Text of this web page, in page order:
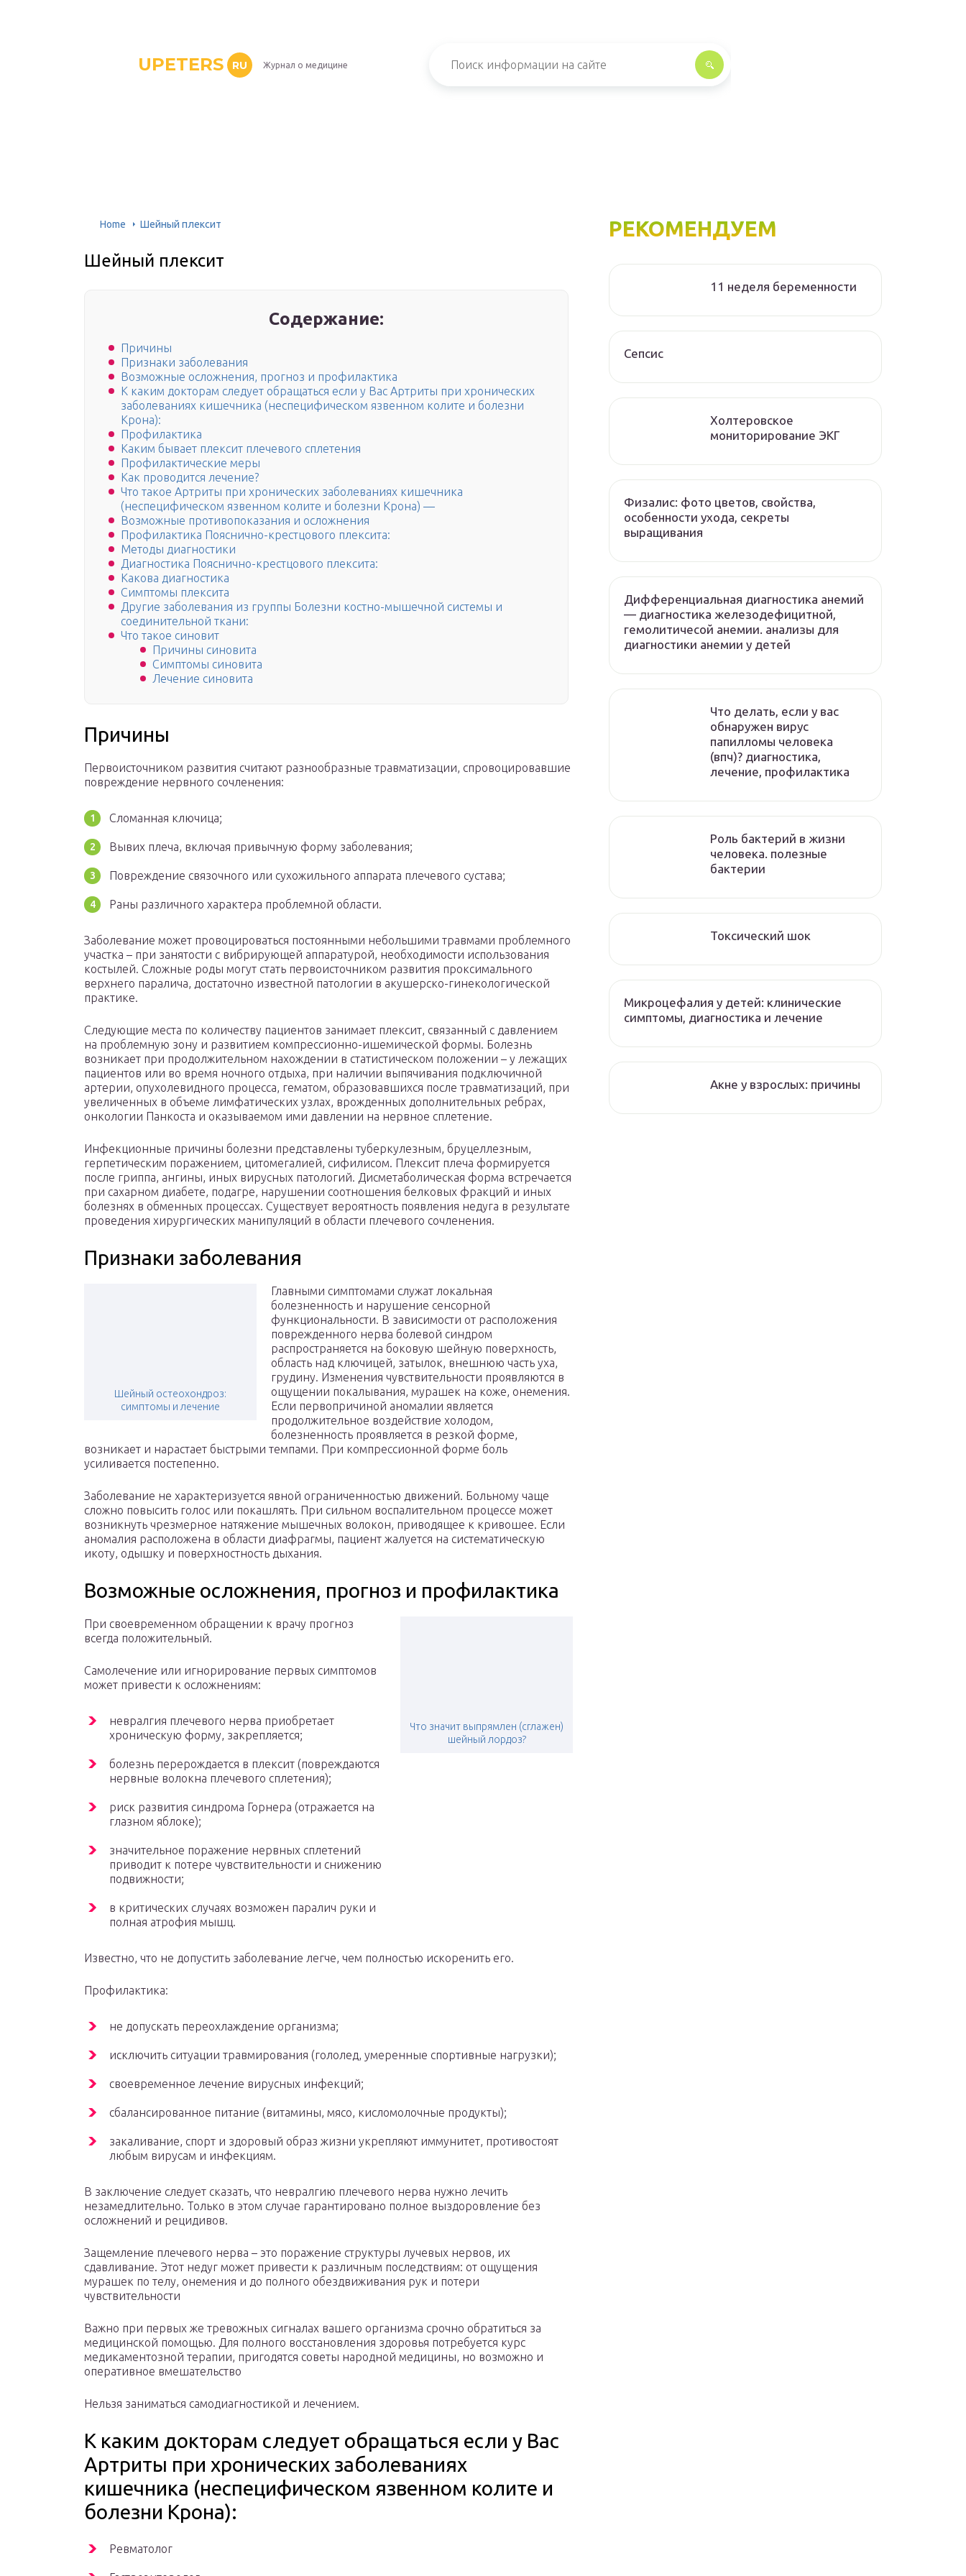
UPETERS RU Журнал о медицине
Home Шейный плексит
Шейный плексит
Содержание:
Причины
Признаки заболевания
Возможные осложнения, прогноз и профилактика
К каким докторам следует обращаться если у Вас Артриты при хронических
заболеваниях кишечника (неспецифическом язвенном колите и болезни
Крона):
Профилактика
Каким бывает плексит плечевого сплетения
Профилактические меры
Как проводится лечение?
Что такое Артриты при хронических заболеваниях кишечника
(неспецифическом язвенном колите и болезни Крона) —
Возможные противопоказания и осложнения
Профилактика Пояснично-крестцового плексита:
Методы диагностики
Диагностика Пояснично-крестцового плексита:
Какова диагностика
Симптомы плексита
Другие заболевания из группы Болезни костно-мышечной системы и
соединительной ткани:
Что такое синовит
Причины синовита
Симптомы синовита
Лечение синовита
Причины
Первоисточником развития считают разнообразные травматизации, спровоцировавшие
повреждение нервного сочленения:
Сломанная ключица;
Вывих плеча, включая привычную форму заболевания;
Повреждение связочного или сухожильного аппарата плечевого сустава;
Раны различного характера проблемной области.
Заболевание может провоцироваться постоянными небольшими травмами проблемного
участка – при занятости с вибрирующей аппаратурой, необходимости использования
костылей. Сложные роды могут стать первоисточником развития проксимального
верхнего паралича, достаточно известной патологии в акушерско-гинекологической
практике.
Следующие места по количеству пациентов занимает плексит, связанный с давлением
на проблемную зону и развитием компрессионно-ишемической формы. Болезнь
возникает при продолжительном нахождении в статистическом положении – у лежащих
пациентов или во время ночного отдыха, при наличии выпячивания подключичной
артерии, опухолевидного процесса, гематом, образовавшихся после травматизаций, при
увеличенных в объеме лимфатических узлах, врожденных дополнительных ребрах,
онкологии Панкоста и оказываемом ими давлении на нервное сплетение.
Инфекционные причины болезни представлены туберкулезным, бруцеллезным,
герпетическим поражением, цитомегалией, сифилисом. Плексит плеча формируется
после гриппа, ангины, иных вирусных патологий. Дисметаболическая форма встречается
при сахарном диабете, подагре, нарушении соотношения белковых фракций и иных
болезнях в обменных процессах. Существует вероятность появления недуга в результате
проведения хирургических манипуляций в области плечевого сочленения.
Признаки заболевания
Шейный остеохондроз:
симптомы и лечение
Главными симптомами служат локальная
болезненность и нарушение сенсорной
функциональности. В зависимости от расположения
поврежденного нерва болевой синдром
распространяется на боковую шейную поверхность,
область над ключицей, затылок, внешнюю часть уха,
грудину. Изменения чувствительности проявляются в
ощущении покалывания, мурашек на коже, онемения.
Если первопричиной аномалии является
продолжительное воздействие холодом,
болезненность проявляется в резкой форме,
возникает и нарастает быстрыми темпами. При компрессионной форме боль
усиливается постепенно.
Заболевание не характеризуется явной ограниченностью движений. Больному чаще
сложно повысить голос или покашлять. При сильном воспалительном процессе может
возникнуть чрезмерное натяжение мышечных волокон, приводящее к кривошее. Если
аномалия расположена в области диафрагмы, пациент жалуется на систематическую
икоту, одышку и поверхностность дыхания.
Возможные осложнения, прогноз и профилактика
Что значит выпрямлен (сглажен)
шейный лордоз?
При своевременном обращении к врачу прогноз
всегда положительный.
Самолечение или игнорирование первых симптомов
может привести к осложнениям:
невралгия плечевого нерва приобретает
хроническую форму, закрепляется;
болезнь перерождается в плексит (повреждаются
нервные волокна плечевого сплетения);
риск развития синдрома Горнера (отражается на
глазном яблоке);
значительное поражение нервных сплетений
приводит к потере чувствительности и снижению
подвижности;
в критических случаях возможен паралич руки и
полная атрофия мышц.
Известно, что не допустить заболевание легче, чем полностью искоренить его.
Профилактика:
не допускать переохлаждение организма;
исключить ситуации травмирования (гололед, умеренные спортивные нагрузки);
своевременное лечение вирусных инфекций;
сбалансированное питание (витамины, мясо, кисломолочные продукты);
закаливание, спорт и здоровый образ жизни укрепляют иммунитет, противостоят
любым вирусам и инфекциям.
В заключение следует сказать, что невралгию плечевого нерва нужно лечить
незамедлительно. Только в этом случае гарантировано полное выздоровление без
осложнений и рецидивов.
Защемление плечевого нерва – это поражение структуры лучевых нервов, их
сдавливание. Этот недуг может привести к различным последствиям: от ощущения
мурашек по телу, онемения и до полного обездвиживания рук и потери
чувствительности
Важно при первых же тревожных сигналах вашего организма срочно обратиться за
медицинской помощью. Для полного восстановления здоровья потребуется курс
медикаментозной терапии, пригодятся советы народной медицины, но возможно и
оперативное вмешательство
Нельзя заниматься самодиагностикой и лечением.
К каким докторам следует обращаться если у Вас
Артриты при хронических заболеваниях
кишечника (неспецифическом язвенном колите и
болезни Крона):
Ревматолог
РЕКОМЕНДУЕМ
11 неделя беременности
Сепсис
Холтеровское
мониторирование ЭКГ
Физалис: фото цветов, свойства,
особенности ухода, секреты
выращивания
Дифференциальная диагностика анемий
— диагностика железодефицитной,
гемолитичесой анемии. анализы для
диагностики анемии у детей
Что делать, если у вас
обнаружен вирус
папилломы человека
(впч)? диагностика,
лечение, профилактика
Роль бактерий в жизни
человека. полезные
бактерии
Токсический шок
Микроцефалия у детей: клинические
симптомы, диагностика и лечение
Акне у взрослых: причины